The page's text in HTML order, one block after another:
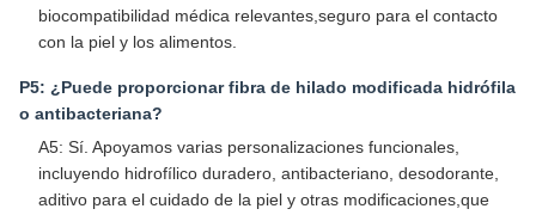
biocompatibilidad médica relevantes,seguro para el contacto
con la piel y los alimentos.
P5: ¿Puede proporcionar fibra de hilado modificada hidrófila
o antibacteriana?
A5: Sí. Apoyamos varias personalizaciones funcionales,
incluyendo hidrofílico duradero, antibacteriano, desodorante,
aditivo para el cuidado de la piel y otras modificaciones,que